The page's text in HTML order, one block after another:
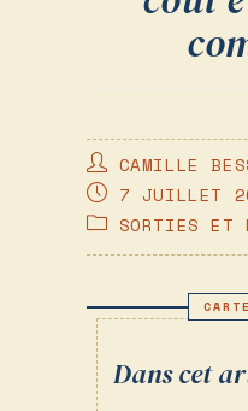
AUTEUR/AUTRICE
DE
LA
PUBLICATION :
CAMILLE
PUBLICATION
PUBLIÉE :
7 JUILLET
POSTSORTIES ET
Dans cet